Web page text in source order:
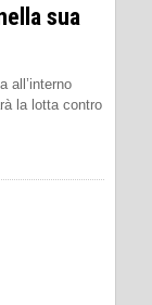
sua
all’interno
la lotta contro